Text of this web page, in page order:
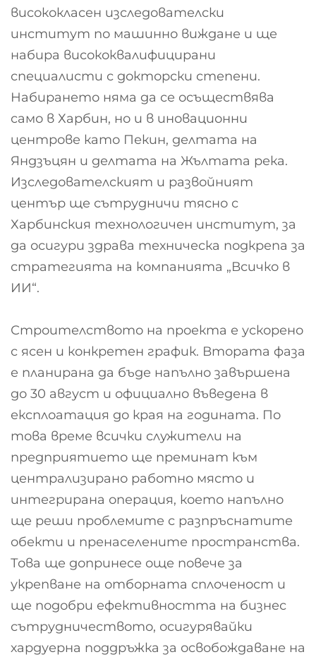
висококласен изследователски
институт по машинно виждане и ще
набира висококвалифицирани
специалисти с докторски степени.
Набирането няма да се осъществява
само в Харбин, но и в иновационни
центрове като Пекин, делтата на
Яндзъцян и делтата на Жълтата река.
Изследователският и развойният
център ще сътрудничи тясно с
Харбинския технологичен институт, за
да осигури здрава техническа подкрепа за
стратегията на компанията „Всичко в
ИИ“.
Строителството на проекта е ускорено
с ясен и конкретен график. Втората фаза
е планирана да бъде напълно завършена
до 30 август и официално въведена в
експлоатация до края на годината. По
това време всички служители на
предприятието ще преминат към
централизирано работно място и
интегрирана операция, което напълно
ще реши проблемите с разпръснатите
обекти и пренаселените пространства.
Това ще допринесе още повече за
укрепване на отборната сплоченост и
ще подобри ефективността на бизнес
сътрудничеството, осигурявайки
хардуерна поддръжка за освобождаване на